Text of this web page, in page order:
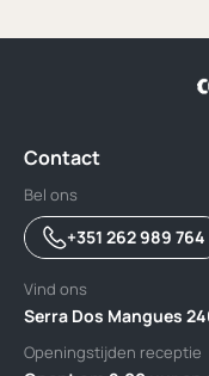
Contact
Bel ons
+351 262 989 764
Vind ons
Serra Dos Mangues
Openingstijden receptie